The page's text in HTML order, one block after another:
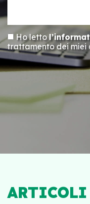
Ho letto
trattamento dei miei
ARTICOLI